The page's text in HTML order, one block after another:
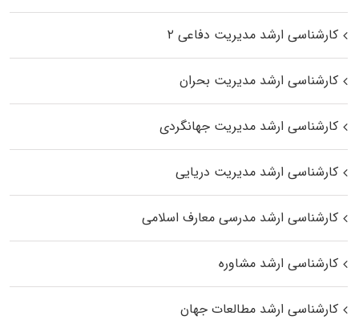
کارشناسی ارشد مدیریت دفاعی ۲
کارشناسی ارشد مدیریت بحران
کارشناسی ارشد مدیریت جهانگردی
کارشناسی ارشد مدیریت دریایی
کارشناسی ارشد مدرسی معارف اسلامی
کارشناسی ارشد مشاوره
کارشناسی ارشد مطالعات جهان